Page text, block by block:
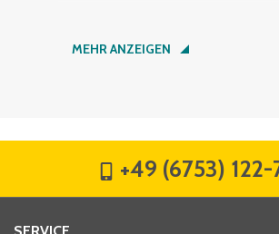
Nachname*
MEHR ANZEIGEN
+49 (6753)